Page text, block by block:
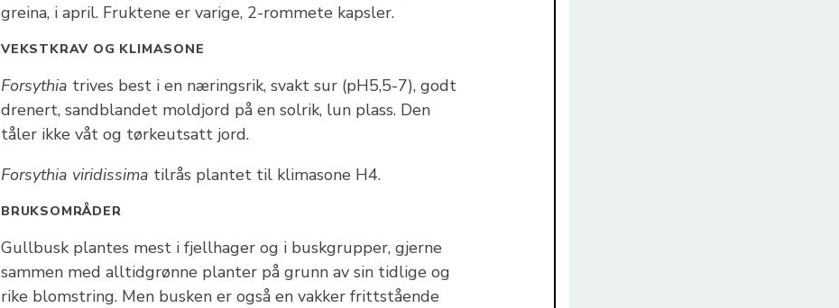
greina, i april. Fruktene er varige, 2-rommete kapsler.
VEKSTKRAV OG KLIMASONE
Forsythia trives best i en næringsrik, svakt sur (pH5,5-7), godt
drenert, sandblandet moldjord på en solrik, lun plass. Den
tåler ikke våt og tørkeutsatt jord.
Forsythia viridissima tilrås plantet til klimasone H4.
BRUKSOMRÅDER
Gullbusk plantes mest i fjellhager og i buskgrupper, gjerne
sammen med alltidgrønne planter på grunn av sin tidlige og
rike blomstring. Men busken er også en vakker frittstående